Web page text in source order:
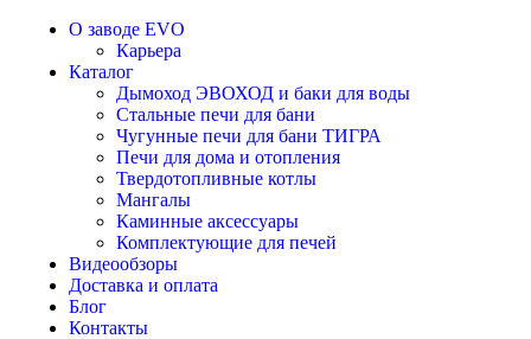
О заводе EVO
Карьера
Каталог
Дымоход ЭВОХОД и баки для воды
Стальные печи для бани
Чугунные печи для бани ТИГРА
Печи для дома и отопления
Твердотопливные котлы
Мангалы
Каминные аксессуары
Комплектующие для печей
Видеообзоры
Доставка и оплата
Блог
Контакты